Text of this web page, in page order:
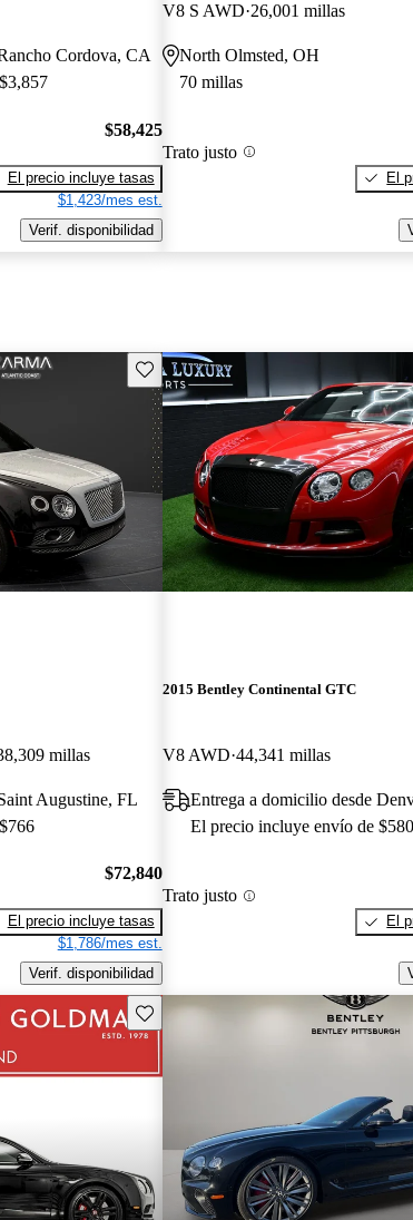
Cordova, CA
$58,425
El precio incluye tasas
$1,423/mes est.
Verif. disponibilidad
V8 S AWD 26,001 millas
North Olmsted, OH
70 millas
Trato justo
El
Guarda este Aviso
millas
Augustine, FL
$72,840
El precio incluye tasas
$1,786/mes est.
Verif. disponibilidad
2015 Bentley Continental GTC
V8 AWD 44,341 millas
Entrega a domicilio desde
El precio incluye envío de $580
Trato justo
El
Guarda este Aviso